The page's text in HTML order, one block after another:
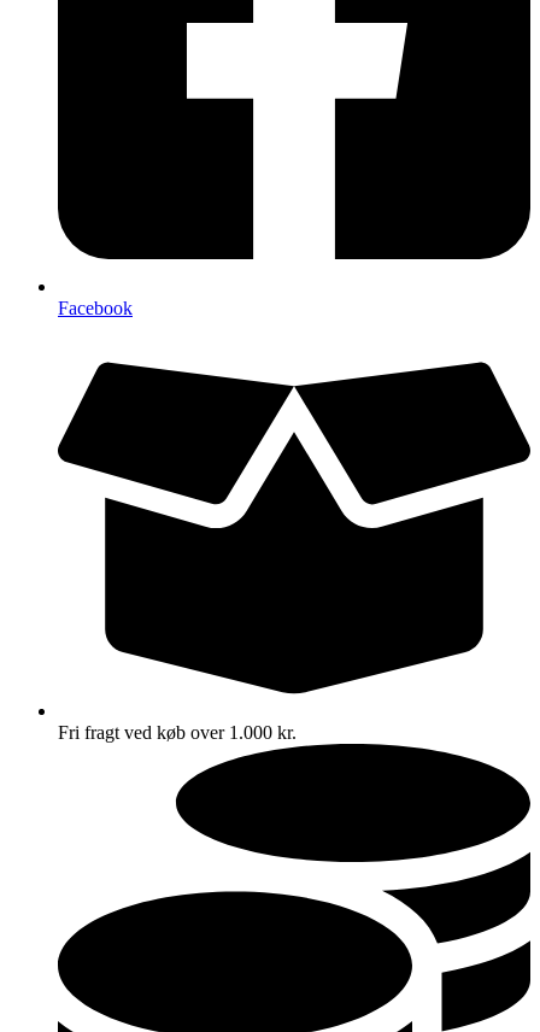
Facebook
Fri fragt ved køb over 1.000 kr.